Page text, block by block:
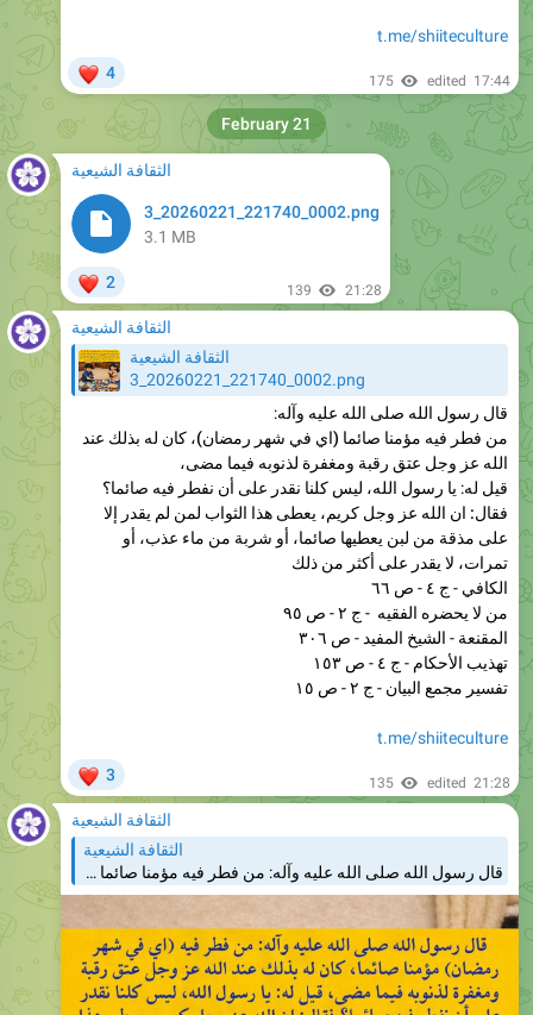
175 edited17:44
الثقافة الشيعية
3_20260221_221740_0002.png
2
الثقافة الشيعية
الثقافة الشيعية
3_20260221_221740_0002.png
من فطر فيه مؤمنا صائما (اي في شهر رمضان)، كان له بذلك عند
الله عز وجل عتق رقبة ومغفرة لذنوبه فيما مضى
قيل له: يا رسول الله، ليس كلنا نقدر على أن نفطر فيه صائما؟
فقال: ان الله عز وجل كريم، يعطى هذا الثواب لمن لم يقدر إلا
على مذقة من لبن يعطيها صائما، أو شربة من ماء عذب، أو
تمرات، لا يقدر على أكثر من ذلك
الكافي - ج ٤ - ص ٦٦
من لا يحضره الفقيه - ج ٢ - ص ٩٥
المقنعة - الشيخ المفيد - ص ٣٠٦
تهذيب الأحكام - ج ٤ - ص ١٥٣
تفسير مجمع البيان - ج ٢ - ص ١٥
t.me/shiiteculture
135 edited21:28
الثقافة الشيعية
الثقافة الشيعية
قال رسول الله صلى الله عليه وآله: من فطر فيه مؤمنا صائما (اي في شهر رمضان)، كان له بذلك عند الله عز وجل عتق رقبة ومغفرة لذنوبه فيما مضى، قيل له: يا رسول الله، ليس كلنا نقدر على أن نفطر فيه صائما؟ فقال: ان الله عز وجل كريم، يعطى هذا الثواب لمن لم يقدر إلا…